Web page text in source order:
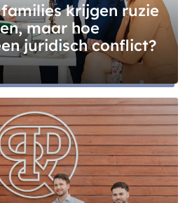
krijgen ruzie
maar hoe
juridisch conflict?